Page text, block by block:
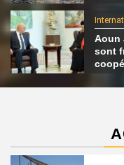
Aoun
sont